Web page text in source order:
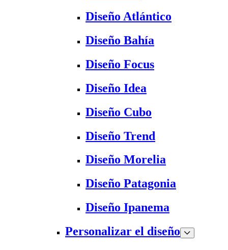
Diseño Atlántico
Diseño Bahía
Diseño Focus
Diseño Idea
Diseño Cubo
Diseño Trend
Diseño Morelia
Diseño Patagonia
Diseño Ipanema
Personalizar el diseño